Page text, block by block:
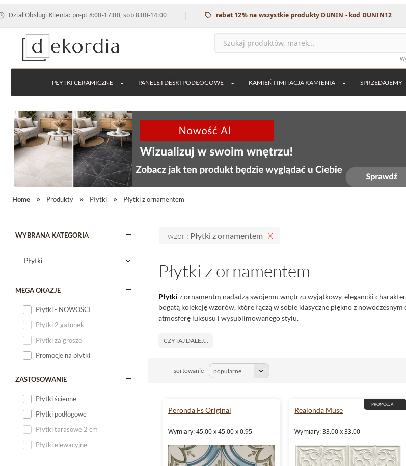
Klienta: pn-pt 8:00-17:00, sob 8:00-14:00 | rabat 12% na wszystkie produkty DUNIN - kod DUNIN12 |
PŁYTKI CERAMICZNE PANELE I DESKI PODŁOGOWE KAMIEŃ I IMITACJA KAMIENIA SPRZEDAJEMY
Home Produkty Płytki Płytki z ornamentem
WYBRANA KATEGORIA
MEGA OKAZJE
Płytki - NOWOŚCI
Płytki 2 gatunek
Płytki za grosze
Promocje na płytki
ZASTOSOWANIE
Płytki ścienne
Płytki podłogowe
Płytki tarasowe 2 cm
Płytki elewacyjne
wzor : Płytki z ornamentem
Płytki z ornamentem
Płytki z ornamentm nadadzą swojemu wnętrzu wyjątkowy, elegancki
bogatą kolekcję wzorów, które łączą w sobie klasyczne piękno z
atmosferę luksusu i wysublimowanego stylu.
CZYTAJ DALEJ...
sortowanie
Peronda Fs Original
Wymiary: 45.00 x 45.00 x 0.95
PROMOCJA
Realonda Muse
Wymiary: 33.00 x 33.00